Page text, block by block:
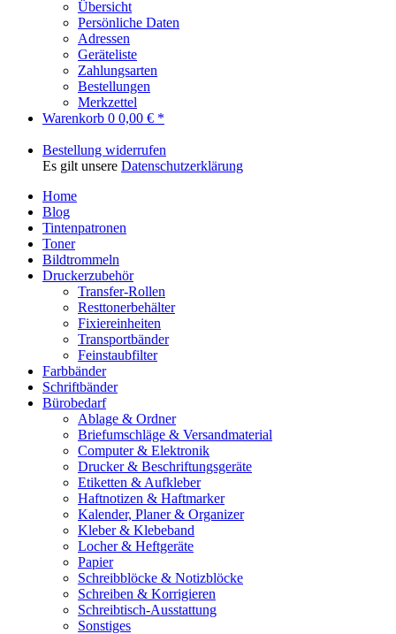
Übersicht
Persönliche Daten
Adressen
Geräteliste
Zahlungsarten
Bestellungen
Merkzettel
Warenkorb 0 0,00 € *
Bestellung widerrufen
Es gilt unsere Datenschutzerklärung
Home
Blog
Tintenpatronen
Toner
Bildtrommeln
Druckerzubehör
Transfer-Rollen
Resttonerbehälter
Fixiereinheiten
Transportbänder
Feinstaubfilter
Farbbänder
Schriftbänder
Bürobedarf
Ablage & Ordner
Briefumschläge & Versandmaterial
Computer & Elektronik
Drucker & Beschriftungsgeräte
Etiketten & Aufkleber
Haftnotizen & Haftmarker
Kalender, Planer & Organizer
Kleber & Klebeband
Locher & Heftgeräte
Papier
Schreibblöcke & Notizblöcke
Schreiben & Korrigieren
Schreibtisch-Ausstattung
Sonstiges